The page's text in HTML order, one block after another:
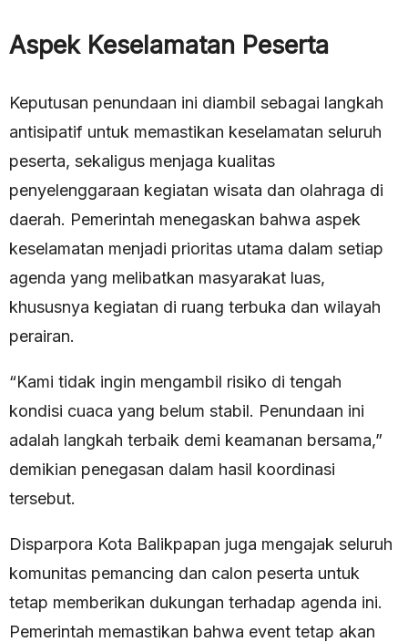
Aspek Keselamatan Peserta
Keputusan penundaan ini diambil sebagai langkah
antisipatif untuk memastikan keselamatan seluruh
peserta, sekaligus menjaga kualitas
penyelenggaraan kegiatan wisata dan olahraga di
daerah. Pemerintah menegaskan bahwa aspek
keselamatan menjadi prioritas utama dalam setiap
agenda yang melibatkan masyarakat luas,
khususnya kegiatan di ruang terbuka dan wilayah
perairan.
“Kami tidak ingin mengambil risiko di tengah
kondisi cuaca yang belum stabil. Penundaan ini
adalah langkah terbaik demi keamanan bersama,”
demikian penegasan dalam hasil koordinasi
tersebut.
Disparpora Kota Balikpapan juga mengajak seluruh
komunitas pemancing dan calon peserta untuk
tetap memberikan dukungan terhadap agenda ini.
Pemerintah memastikan bahwa event tetap akan